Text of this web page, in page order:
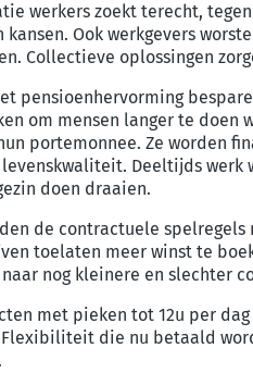
werkers zoekt terecht,
Ook werkgevers
. Collectieve oplossingen
pensioenhervorming
om mensen langer te doen
portemonnee. Ze worden
Deeltijds werk
doen draaien.
de contractuele spelregels
toelaten meer winst te
nog kleinere en slechter
en met pieken tot 12u per
Flexibiliteit die nu betaald
.